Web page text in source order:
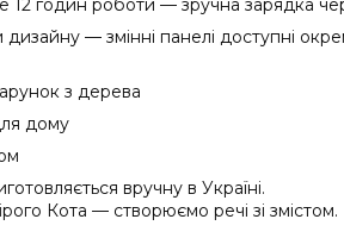
12 годин роботи — зручна зарядка
дизайну — змінні панелі доступні
з дерева
дому
вручну в Україні.
Кота — створюємо речі зі змістом.